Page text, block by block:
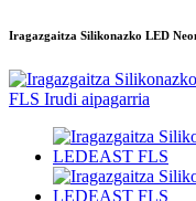
Iragazgaitza Silikonazko LED